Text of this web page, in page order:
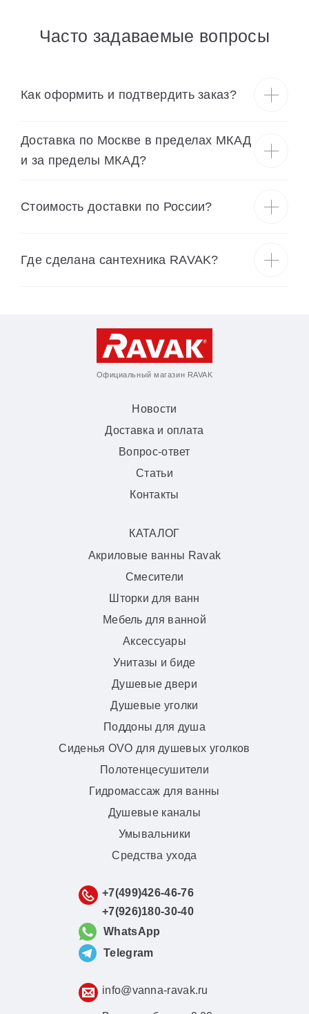
Часто задаваемые вопросы
Как оформить и подтвердить заказ?
Доставка по Москве в пределах МКАД
и за пределы МКАД?
Cтоимость доставки по России?
Где сделана сантехника RAVAK?
Официальный магазин RAVAK
Новости
Доставка и оплата
Вопрос-ответ
Статьи
Контакты
КАТАЛОГ
Акриловые ванны Ravak
Смесители
Шторки для ванн
Мебель для ванной
Аксессуары
Унитазы и биде
Душевые двери
Душевые уголки
Поддоны для душа
Сиденья OVO для душевых уголков
Полотенцесушители
Гидромассаж для ванны
Душевые каналы
Умывальники
Средства ухода
+7(499)426-46-76
+7(926)180-30-40
WhatsApp
Telegram
info@vanna-ravak.ru